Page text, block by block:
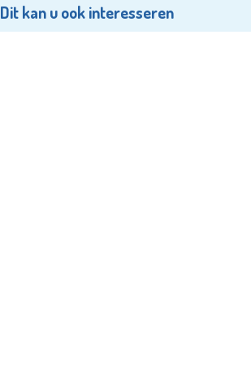
Dit kan u ook interesseren